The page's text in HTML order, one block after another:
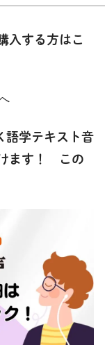
入する方はこ
語学テキスト音
ます！ この